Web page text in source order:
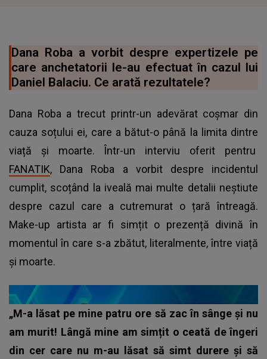
Dana Roba a vorbit despre expertizele pe
care anchetatorii le-au efectuat în cazul lui
Daniel Balaciu. Ce arată rezultatele?
Dana Roba a trecut printr-un adevărat coșmar din
cauza soțului ei, care a bătut-o până la limita dintre
viață și moarte. Într-un interviu oferit pentru
FANATIK, Dana Roba a vorbit despre incidentul
cumplit, scoțând la iveală mai multe detalii neștiute
despre cazul care a cutremurat o țară întreagă.
Make-up artista ar fi simțit o prezență divină în
momentul în care s-a zbătut, literalmente, între viață
și moarte.
„M-a lăsat pe mine patru ore să zac în sânge și nu
am murit! Lângă mine am simțit o ceată de îngeri
din cer care nu m-au lăsat să simt durere și să